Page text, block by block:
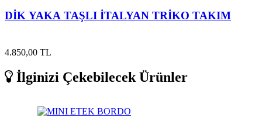
DİK YAKA TAŞLI İTALYAN TRİKO TAKIM
4.850,00 TL
İlginizi Çekebilecek Ürünler